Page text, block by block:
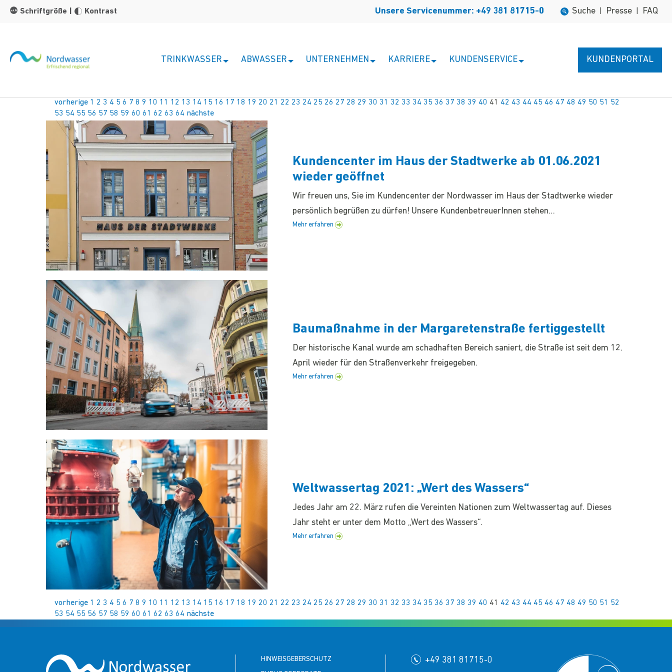
Zum Hauptinhalt springen
Schriftgröße
Kontrast Unsere Servicenummer: +49 381 81715-0 Suche Presse FAQ
TRINKWASSER ABWASSER UNTERNEHMEN KARRIERE KUNDENSERVICE KUNDENPORTAL
vorherige 1 2 3 4 5 6 7 8 9 10 11 12 13 14 15 16 17 18 19 20 21 22 23 24 25 26 27 28 29 30 31 32 33 34 35 36 37 38 39 40 41 42 43 44 45 46 47 48 49 50 51
52
53 54 55 56 57 58 59 60 61 62 63 64 nächste
Kundencenter im Haus der Stadtwerke ab 01.06.2021
wieder geöffnet
Wir freuen uns, Sie im Kundencenter der Nordwasser im Haus der Stadtwerke wieder
persönlich begrüßen zu dürfen! Unsere KundenbetreuerInnen stehen…
Mehr erfahren
Baumaßnahme in der Margaretenstraße fertiggestellt
Der historische Kanal wurde am schadhaften Bereich saniert, die Straße ist seit dem 12.
April wieder für den Straßenverkehr freigegeben.
Mehr erfahren
Weltwassertag 2021: „Wert des Wassers“
Jedes Jahr am 22. März rufen die Vereinten Nationen zum Weltwassertag auf. Dieses
Jahr steht er unter dem Motto „Wert des Wassers“.
Mehr erfahren
vorherige 1 2 3 4 5 6 7 8 9 10 11 12 13 14 15 16 17 18 19 20 21 22 23 24 25 26 27 28 29 30 31 32 33 34 35 36 37 38 39 40 41 42 43 44 45 46 47 48 49 50 51
52
53 54 55 56 57 58 59 60 61 62 63 64 nächste
HINWEISGEBERSCHUTZ
+49 381 81715-0